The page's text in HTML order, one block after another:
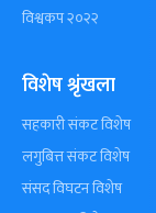
विश्वकप २०२२
विशेष श्रृंखला
सहकारी संकट विशेष
लगुबित्त संकट विशेष
संसद विघटन विशेष